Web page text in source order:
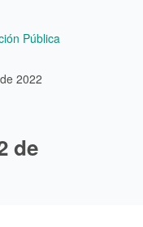
Pública
2022
de